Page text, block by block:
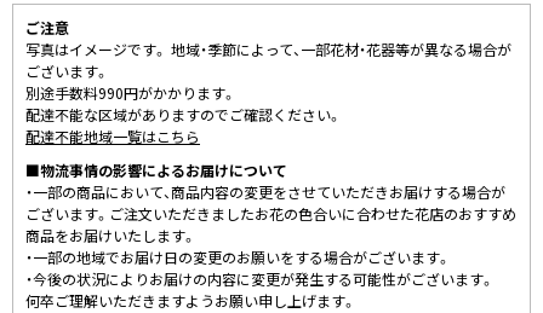
ご注意
写真はイメージです。 地域・季節によって、一部花材・花器等が異なる場合が
ございます。
別途手数料990円がかかります。
配達不能な区域がありますのでご確認ください。
配達不能地域一覧はこちら
■物流事情の影響によるお届けについて
・一部の商品において、商品内容の変更をさせていただきお届けする場合が
ございます。ご注文いただきましたお花の色合いに合わせた花店のおすすめ
商品をお届けいたします。
・一部の地域でお届け日の変更のお願いをする場合がございます。
・今後の状況によりお届けの内容に変更が発生する可能性がございます。
何卒ご理解いただきますようお願い申し上げます。